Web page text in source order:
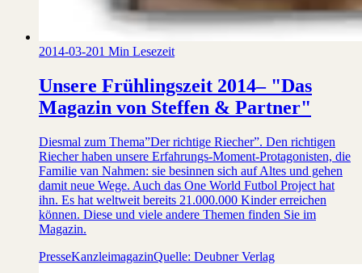
2014-03-201 Min Lesezeit
Unsere Frühlingszeit 2014– "Das
Magazin von Steffen & Partner"
Diesmal zum Thema”Der richtige Riecher”. Den richtigen
Riecher haben unsere Erfahrungs-Moment-Protagonisten, die
Familie van Nahmen: sie besinnen sich auf Altes und gehen
damit neue Wege. Auch das One World Futbol Project hat
ihn. Es hat weltweit bereits 21.000.000 Kinder erreichen
können. Diese und viele andere Themen finden Sie im
Magazin.
PresseKanzleimagazinQuelle: Deubner Verlag